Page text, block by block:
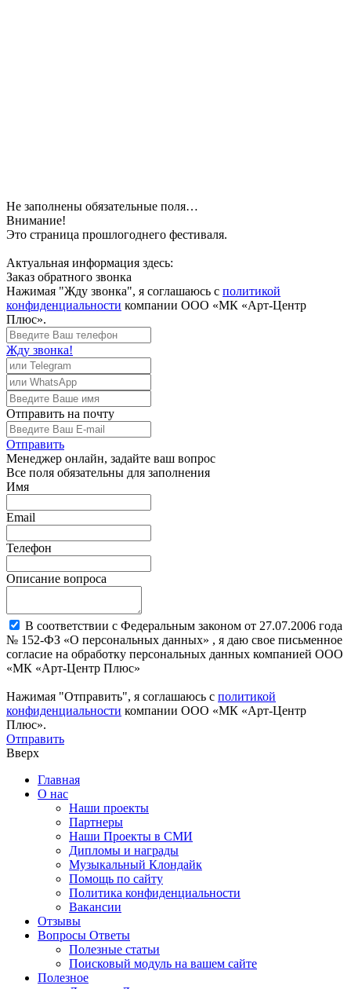
Не заполнены обязательные поля…
Внимание!
Это страница прошлогоднего фестиваля.
Актуальная информация здесь:
Заказ обратного звонка
Нажимая "Жду звонка", я соглашаюсь с политикой
конфиденциальности компании ООО «МК «Арт-Центр
Плюс».
Жду звонка!
Отправить на почту
Отправить
Менеджер онлайн, задайте ваш вопрос
Все поля обязательны для заполнения
Имя
Email
Телефон
Описание вопроса
В соответствии с Федеральным законом от 27.07.2006 года
№ 152-ФЗ «О персональных данных» , я даю свое письменное
согласие на обработку персональных данных компанией ООО
«МК «Арт-Центр Плюс»
Нажимая "Отправить", я соглашаюсь с политикой
конфиденциальности компании ООО «МК «Арт-Центр
Плюс».
Отправить
Вверх
Главная
О нас
Наши проекты
Партнеры
Наши Проекты в СМИ
Дипломы и награды
Музыкальный Клондайк
Помощь по сайту
Политика конфиденциальности
Вакансии
Отзывы
Вопросы Ответы
Полезные статьи
Поисковый модуль на вашем сайте
Полезное